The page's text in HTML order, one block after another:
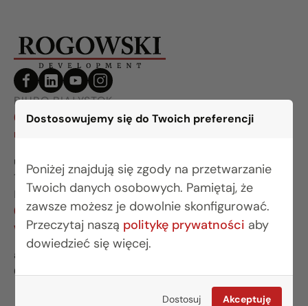
Dostosowujemy się do Twoich preferencji
Poniżej znajdują się zgody na przetwarzanie
Twoich danych osobowych. Pamiętaj, że
zawsze możesz je dowolnie skonfigurować.
Przeczytaj naszą politykę prywatności aby
dowiedzieć się więcej.
Dostosuj Akceptuję
BIURO BIAŁYSTOK
(85) 749 99 09
mieszkania@rogowskidevelopment.pl
ul. Legionowa 28 lok. 202
15-281 Białystok
BIURO WARSZAWA
(22) 642 03 55
warszawa@rogowskidevelopment.pl
al. Wilanowska 67E lok. U5
02-765 Warszawa